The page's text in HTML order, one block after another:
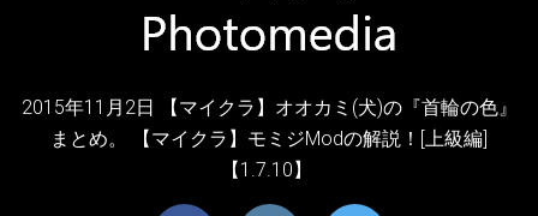
2015年11月2日 【マイクラ】オオカミ(犬)の『首輪の色』
まとめ。 【マイクラ】モミジModの解説！[上級編]
【1.7.10】